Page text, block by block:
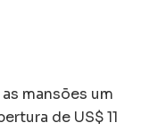
mansões um
de US$ 11